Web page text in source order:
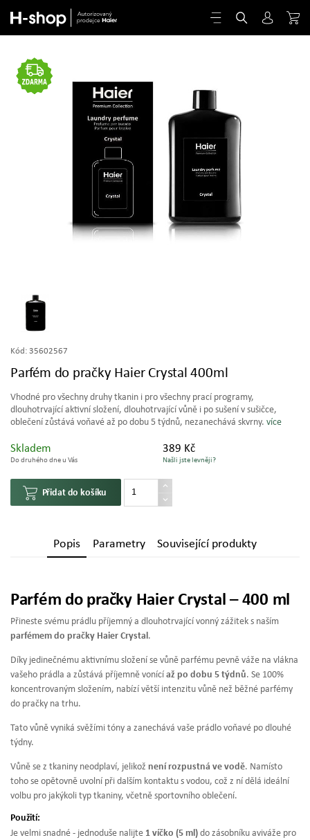
Kód: 35602567
Parfém do pračky Haier Crystal 400ml
Vhodné pro všechny druhy tkanin i pro všechny prací programy,
dlouhotrvající aktivní složení, dlouhotrvající vůně i po sušení v sušičce,
oblečení zůstává voňavé až po dobu 5 týdnů, nezanechává skvrny. více
Skladem
Do druhého dne u Vás
389 Kč
Našli jste levněji?
Přidat do košíku
Popis Parametry Související produkty
Parfém do pračky Haier Crystal – 400 ml
Přineste svému prádlu příjemný a dlouhotrvající vonný zážitek s naším
parfémem do pračky Haier Crystal .
Díky jedinečnému aktivnímu složení se vůně parfému pevně váže na vlákna
vašeho prádla a zůstává příjemně vonící až po dobu 5 týdnů. Se 100%
koncentrovaným složením, nabízí větší intenzitu vůně než běžné parfémy
do pračky na trhu.
Tato vůně vyniká svěžími tóny a zanechává vaše prádlo voňavé po dlouhé
týdny.
Vůně se z tkaniny neodplaví, jelikož není rozpustná ve vodě. Namísto
toho se opětovně uvolní při dalším kontaktu s vodou, což z ní dělá ideální
volbu pro jakýkoli typ tkaniny, včetně sportovního oblečení.
Použití:
Je velmi snadné - jednoduše nalijte 1 víčko (5 ml) do zásobníku aviváže pro